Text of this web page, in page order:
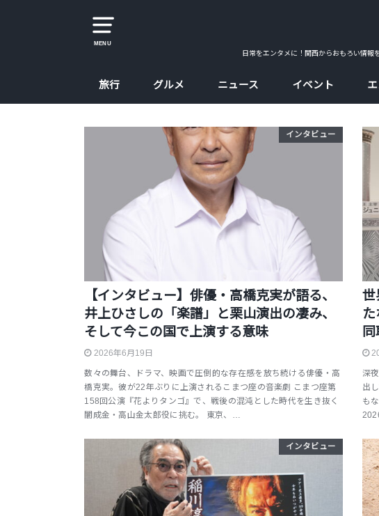
MENU
日常をエンタメに！関西からおもろい情報
旅行 グルメ ニュース イベント
インタビュー
【インタビュー】俳優・高橋克実が語る、
井上ひさしの「楽譜」と栗山演出の凄み、
そして今この国で上演する意味
2026年6月19日
数々の舞台、ドラマ、映画で圧倒的な存在感を放ち続ける俳優・高
橋克実。彼が22年ぶりに上演されるこまつ座の音楽劇 こまつ座第
158回公演『花よりタンゴ』で、戦後の混沌とした時代を生き抜く
闇成金・高山金太郎役に挑む。 東京、…
世
深
出
も
インタビュー